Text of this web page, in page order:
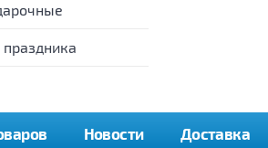
Новости Доставка